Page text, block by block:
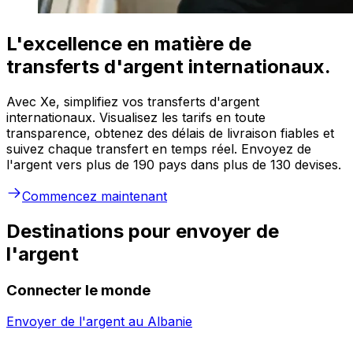
L'excellence en matière de
transferts d'argent internationaux.
Avec Xe, simplifiez vos transferts d'argent
internationaux. Visualisez les tarifs en toute
transparence, obtenez des délais de livraison fiables et
suivez chaque transfert en temps réel. Envoyez de
l'argent vers plus de 190 pays dans plus de 130 devises.
Commencez maintenant
Destinations pour envoyer de
l'argent
Connecter le monde
Envoyer de l'argent au Albanie